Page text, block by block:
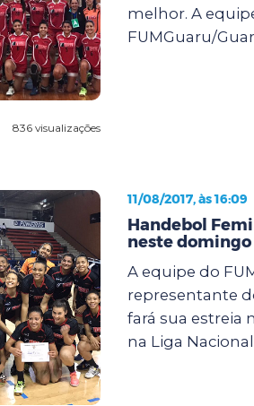
836 visualizações
melhor. A
FUMGuaru/
11/08/2017, às 16:09
Handebol
neste domingo
A equipe do
representante
fará sua estreia
na Liga Nacional,